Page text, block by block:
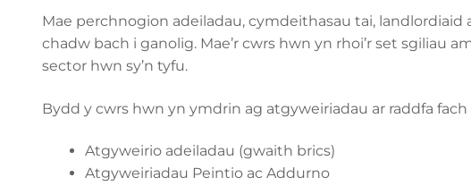
Mae perchnogion adeiladau, cymdeithasau tai,
chadw bach i ganolig. Mae’r cwrs hwn yn rhoi’r set sgiliau
sector hwn sy’n tyfu.
Bydd y cwrs hwn yn ymdrin ag atgyweiriadau ar raddfa
Atgyweirio adeiladau (gwaith brics)
Atgyweiriadau Peintio ac Addurno